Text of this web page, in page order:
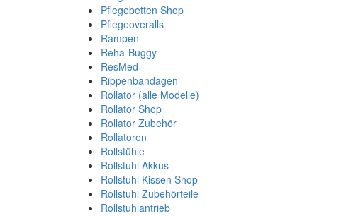
Pflegebetten Shop
Pflegeoveralls
Rampen
Reha-Buggy
ResMed
Rippenbandagen
Rollator (alle Modelle)
Rollator Shop
Rollator Zubehör
Rollatoren
Rollstühle
Rollstuhl Akkus
Rollstuhl Kissen Shop
Rollstuhl Zubehörteile
Rollstuhlantrieb